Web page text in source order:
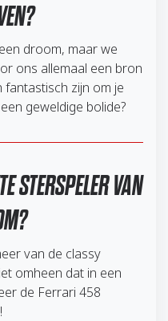
droom, maar we
ons allemaal een bron
zijn om je
geweldige bolide?
STERSPELER VAN
van de classy
omheen dat in een
de Ferrari 458